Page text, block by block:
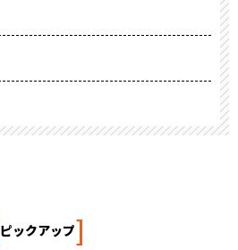
ピックアップ]